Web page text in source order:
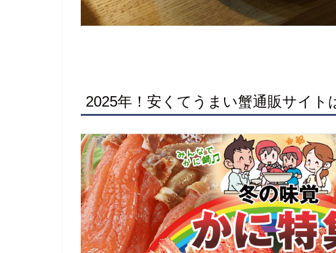
2025年！安くてうまい蟹通販サイト